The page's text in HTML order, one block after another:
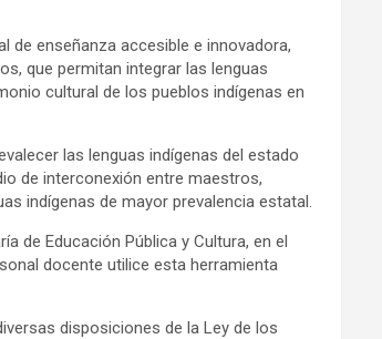
de enseñanza accesible e innovadora,
que permitan integrar las lenguas
cultural de los pueblos indígenas en
las lenguas indígenas del estado
de interconexión entre maestros,
indígenas de mayor prevalencia estatal.
de Educación Pública y Cultura, en el
docente utilice esta herramienta
disposiciones de la Ley de los